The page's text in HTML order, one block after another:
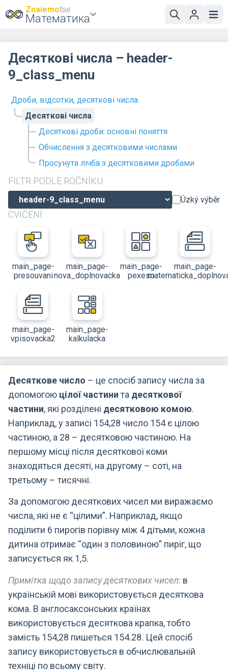
Znaiemotse
Математика
Дроби, відсотки, десяткові числа
Десяткові числа
Десяткові дроби: основні поняття
Обчислення з десятковими числами
Просунута лічба з десятковими дробами
FILTR PODLE ROČNÍKU
Úzký výběr
CVIČENÍ
main_page-
presouvani
main_page-
nova_doplnovacka
main_page-
pexeso
main_page-
main_page-
vpisovacka2
main_page-
kalkulacka
Десяткові числа – header-
9_class_menu
Десяткове число – це спосіб запису числа за
допомогою цілої частинита десяткової
частини, які розділені десятковою комою.
Наприклад, у записі 154,28 число 154 є цілою
частиною, а 28 – десятковою частиною. На
першому місці після десяткової коми
знаходяться десяті, на другому – соті, на
третьому – тисячні.
За допомогою десяткових чисел ми виражаємо
числа, які не є “цілими”. Наприклад, якщо
поділити 6 пирогів порівну між 4 дітьми, кожна
дитина отримає “один з половиною” пиріг, що
записується як 1,5.
Примітка щодо запису десяткових чисел: в
українській мові використовується десяткова
кома. В англосаксонських країнах
використовується десяткова крапка, тобто
замість 154,28 пишеться 154.28. Цей спосіб
запису використовується в обчислювальній
техніці по всьому світу.